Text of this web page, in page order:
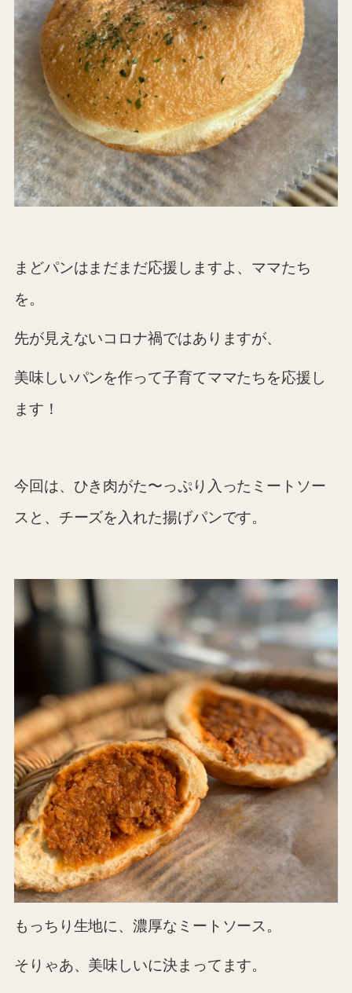
まどパンはまだまだ応援しますよ、ママたち
を。
先が見えないコロナ禍ではありますが、
美味しいパンを作って子育てママたちを応援し
ます！
今回は、ひき肉がた〜っぷり入ったミートソー
スと、チーズを入れた揚げパンです。
もっちり生地に、濃厚なミートソース。
そりゃあ、美味しいに決まってます。